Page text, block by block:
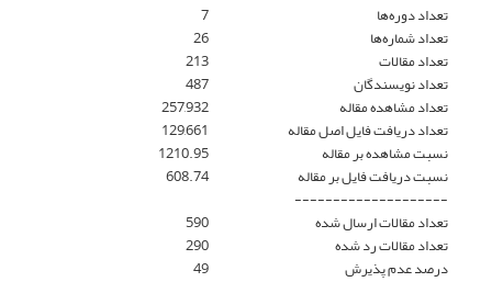
تعداد دوره‌ها
7
تعداد شماره‌ها
26
تعداد مقالات
213
تعداد نویسندگان
487
تعداد مشاهده مقاله
257,932
تعداد دریافت فایل اصل مقاله
129,661
نسبت مشاهده بر مقاله
1210.95
نسبت دریافت فایل بر مقاله
608.74
--------------------
تعداد مقالات ارسال شده
590
تعداد مقالات رد شده
290
درصد عدم پذیرش
49